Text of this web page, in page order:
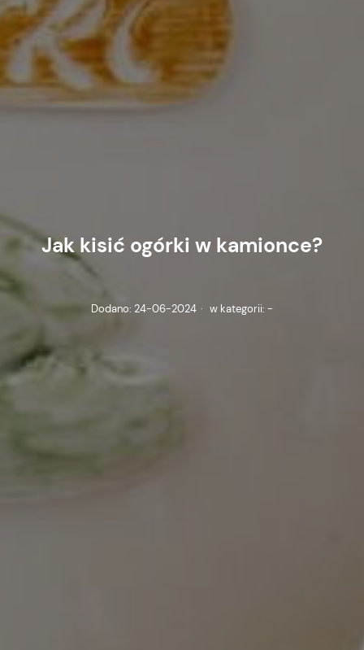
Jak kisić ogórki w kamionce?
Dodano: 24-06-2024 · w kategorii: -